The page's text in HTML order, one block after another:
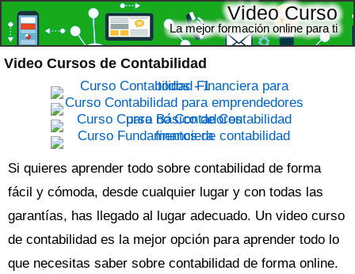
Video Cursos de Contabilidad
Video Curso
La mejor formación online para ti
Si quieres aprender todo sobre contabilidad de forma
fácil y cómoda, desde cualquier lugar y con todas las
garantías, has llegado al lugar adecuado. Un video curso
de contabilidad es la mejor opción para aprender todo lo
que necesitas saber sobre contabilidad de forma online.